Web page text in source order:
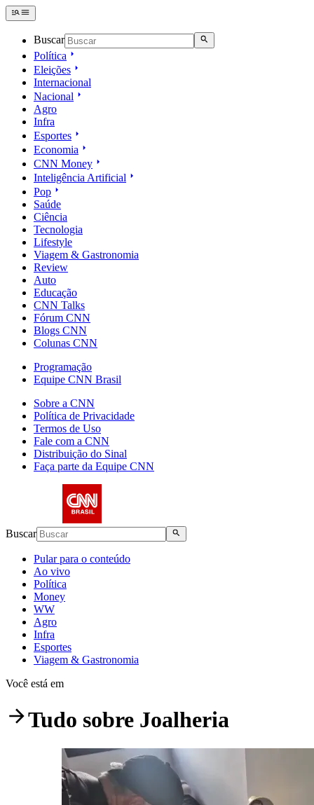
Buscar
Política
Eleições
Internacional
Nacional
Agro
Infra
Esportes
Economia
CNN Money
Inteligência Artificial
Pop
Saúde
Ciência
Tecnologia
Lifestyle
Viagem & Gastronomia
Review
Auto
Educação
CNN Talks
Fórum CNN
Blogs CNN
Colunas CNN
Programação
Equipe CNN Brasil
Sobre a CNN
Política de Privacidade
Termos de Uso
Fale com a CNN
Distribuição do Sinal
Faça parte da Equipe CNN
Buscar
Pular para o conteúdo
Ao vivo
Política
Money
WW
Agro
Infra
Esportes
Viagem & Gastronomia
Você está em
Tudo sobre Joalheria